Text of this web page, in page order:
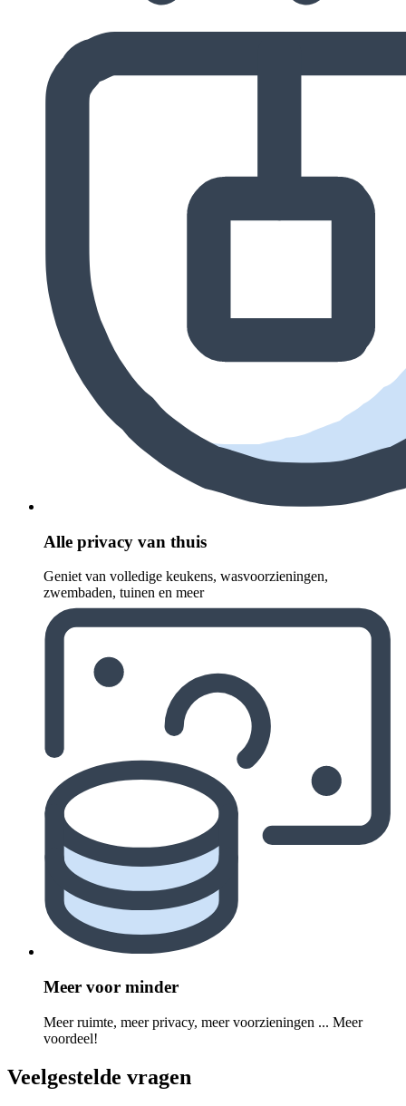
Alle privacy van thuis
Geniet van volledige keukens, wasvoorzieningen,
zwembaden, tuinen en meer
Meer voor minder
Meer ruimte, meer privacy, meer voorzieningen ... Meer
voordeel!
Veelgestelde vragen